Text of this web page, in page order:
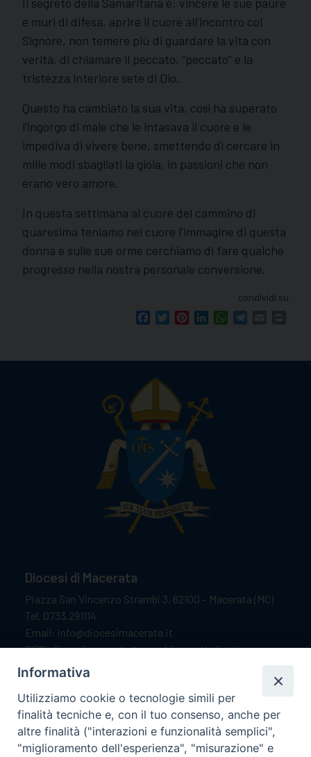
e muri di difesa, aprire il cuore all’incontro col
Signore, non temere più di guardare la vita con
verità, di chiamare il peccato, “peccato” e la
tristezza interiore sete di Dio.
Questo ha cambiato la sua vita, così ha superato
l’ingorgo di male che le intasava il cuore e le
impediva di vivere bene, smettendo di cercare in
mille modi sbagliati la gioia, in passioni che non
erano vero amore.
In questa settimana al cuore del cammino di
quaresima teniamo nel cuore l’immagine di questa
donna e sulle sue orme cerchiamo di fare qualche
progresso nella nostra personale conversione.
condividi su
FacebookTwitterPinterestLinkedInWhatsApp
Diocesi di Macerata
Piazza San Vincenzo Strambi 3, 62100 – Macerata (MC)
Tel. 0733.291114
Email: info@diocesimacerata.it
PEC: diocesimacerata@pec.chiesacattolica.it
Comunicazioni urgenti WhatsApp:
Orari di apertura
Dal lunedì al sabato dalle 9.30 alle 12.00.
Informativa
Utilizziamo cookie o tecnologie simili per
finalità tecniche e, con il tuo consenso, anche per
altre finalità ("interazioni e funzionalità semplici",
"miglioramento dell'esperienza", "misurazione" e